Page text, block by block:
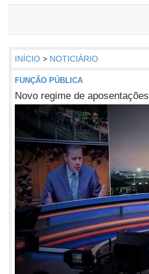
INÍCIO > NOTICIÁRIO
FUNÇÃO PÚBLICA
Novo regime de aposentações